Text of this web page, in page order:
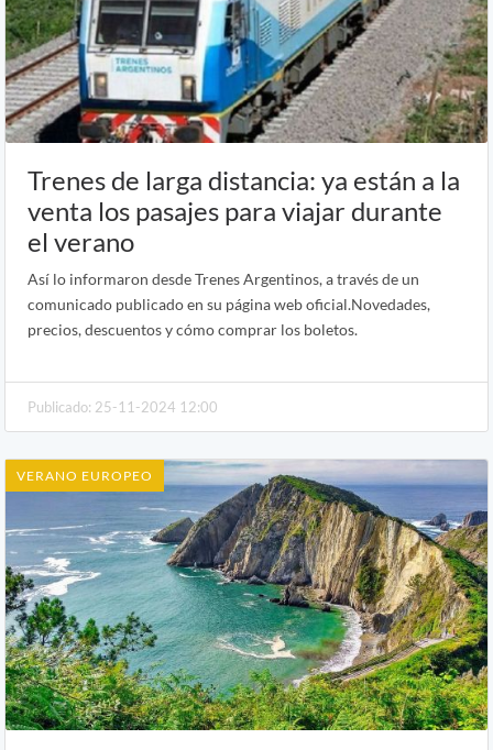
Trenes de larga distancia: ya están a la
venta los pasajes para viajar durante
el verano
Así lo informaron desde Trenes Argentinos, a través de un
comunicado publicado en su página web oficial.Novedades,
precios, descuentos y cómo comprar los boletos.
Publicado: 25-11-2024 12:00
VERANO EUROPEO